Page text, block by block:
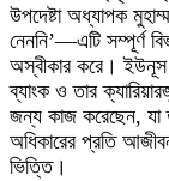
উপদেষ্টা অধ্যাপক
নেননি’—এটি সম্পূর্ণ
অস্বীকার করে। ইউনূস
ব্যাংক ও তার
জন্য কাজ করেছেন, যা
অধিকারের প্রতি
ভিত্তি।